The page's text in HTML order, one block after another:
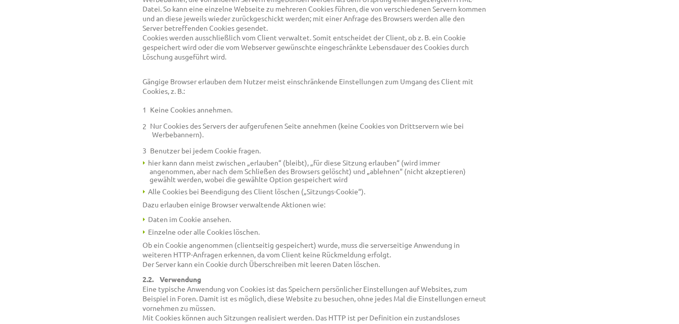
Datei. So kann eine einzelne Webseite zu mehreren Cookies führen, die von verschiedenen Servern kommen
und an diese jeweils wieder zurückgeschickt werden; mit einer Anfrage des Browsers werden alle den
Server betreffenden Cookies gesendet.
Cookies werden ausschließlich vom Client verwaltet. Somit entscheidet der Client, ob z. B. ein Cookie
gespeichert wird oder die vom Webserver gewünschte eingeschränkte Lebensdauer des Cookies durch
Löschung ausgeführt wird.
Gängige Browser erlauben dem Nutzer meist einschränkende Einstellungen zum Umgang des Client mit
Cookies, z. B.:
Keine Cookies annehmen.
Nur Cookies des Servers der aufgerufenen Seite annehmen (keine Cookies von Drittservern wie bei
Werbebannern).
Benutzer bei jedem Cookie fragen.
hier kann dann meist zwischen „erlauben“ (bleibt), „für diese Sitzung erlauben“ (wird immer
angenommen, aber nach dem Schließen des Browsers gelöscht) und „ablehnen“ (nicht akzeptieren)
gewählt werden, wobei die gewählte Option gespeichert wird
Alle Cookies bei Beendigung des Client löschen („Sitzungs-Cookie“).
Dazu erlauben einige Browser verwaltende Aktionen wie:
Daten im Cookie ansehen.
Einzelne oder alle Cookies löschen.
Ob ein Cookie angenommen (clientseitig gespeichert) wurde, muss die serverseitige Anwendung in
weiteren HTTP-Anfragen erkennen, da vom Client keine Rückmeldung erfolgt.
Der Server kann ein Cookie durch Überschreiben mit leeren Daten löschen.
2.2. Verwendung
Eine typische Anwendung von Cookies ist das Speichern persönlicher Einstellungen auf Websites, zum
Beispiel in Foren. Damit ist es möglich, diese Website zu besuchen, ohne jedes Mal die Einstellungen erneut
vornehmen zu müssen.
Mit Cookies können auch Sitzungen realisiert werden. Das HTTP ist per Definition ein zustandsloses